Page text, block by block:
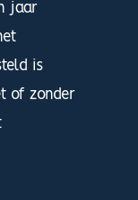
jaar
is
of zonder